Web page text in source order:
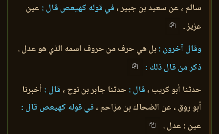
سالم ، عن سعيد بن جبير ، في قوله كهيعص قال : عين
عزيز .
وقال آخرون :بل هي حرف من حروف اسمه الذي هو عدل .
ذكر من قال ذلك :
حدثنا أبو كريب ، قال : حدثنا جابر بن نوح ، قال : أخبرنا
أبو روق ، عن الضحاك بن مزاحم ، في قوله كهيعص قال :
عين : عدل .